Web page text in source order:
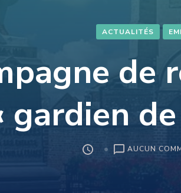
ACTUALITÉS
de
gardien
AUCUN